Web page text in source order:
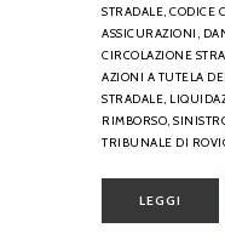
STRADALE, CODICE
ASSICURAZIONI,
CIRCOLAZIONE
AZIONI A TUTELA
STRADALE,
RIMBORSO,
TRIBUNALE DI
LEGGI